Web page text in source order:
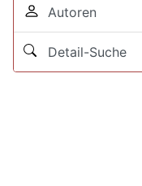
Autoren
Detail-Suche